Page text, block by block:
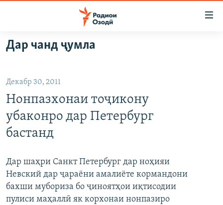
Ҷаҳиш
ба
аслӣ
Ҷаҳиш
ба
феҳристи
аслӣ
Ҷаҳиш
ҷустор
ГӮШАҲО
ҚАЗИЯИ "КРОКУС"
ФАРҲАНГ
МЕҲМОНИ ОЗОДӢ
ВАРЗИШ
РӮЗГОРИ МУҲОҶИР
САЛОМ, ХОҲАР
ТАҲҚИҚОТ
НАЗАРИ МАРДУМ
БЛОГИСТОН
ОЗОДӢ ОНЛАЙН
ЧАНДРАСОНАӢ
ВИДЕО
РӮЙХАТҲО
Дар чанд ҷумла
Декабр 30, 2011
Нонпазхонаи тоҷикону
убаконро дар Петербург
бастанд
Дар шаҳри Санкт Петербург дар ноҳияи
Невский дар ҷараёни амалиёте кормандони
бахши мубориза бо ҷиноятҳои иқтисодии
пулиси маҳаллӣ як корхонаи нонпазиро